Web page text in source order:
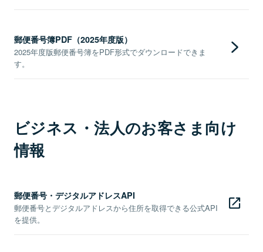
郵便番号簿PDF（2025年度版）
2025年度版郵便番号簿をPDF形式でダウンロードできま
す。
ビジネス・法人のお客さま向け
情報
郵便番号・デジタルアドレスAPI
郵便番号とデジタルアドレスから住所を取得できる公式API
を提供。